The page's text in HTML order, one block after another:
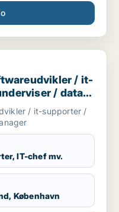
/ it-supporter / it-
/ it-
/ data
/ it-supporter /
IT-chef mv.
København